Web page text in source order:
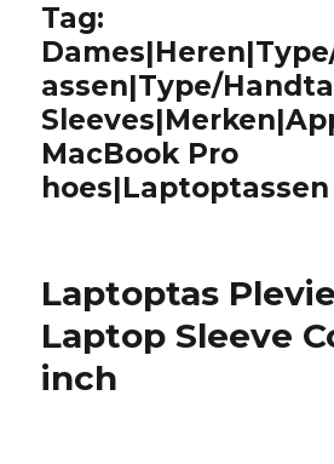
Tag:
assen|Type/
MacBook Pro
hoes|Laptoptassen
Laptoptas
Laptop Sleeve
inch